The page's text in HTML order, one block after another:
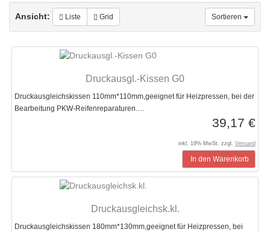
Ansicht: Liste Grid Sortieren
Druckausgl.-Kissen G0
Druckausgleichskissen 110mm*110mm,geeignet für Heizpressen, bei der
Bearbeitung PKW-Reifenreparaturen.…
39,17 €
inkl. 19% MwSt. zzgl. Versand
In den Warenkorb
Druckausgleichsk.kl.
Druckausgleichskissen 180mm*130mm,geeignet für Heizpressen, bei